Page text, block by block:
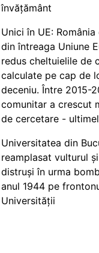
învățământ
Unici în UE:
din întreaga Uniune
redus cheltuielile de
calculate pe cap de
deceniu. Între 2015-
comunitar a crescut
de cercetare -
Universitatea din
reamplasat vulturul
distruși în urma
anul 1944 pe
Universității